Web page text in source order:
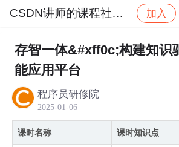
CSDN讲师的课程社区_NO_62 加入
社区 CSDN讲师的课程社区
存智一体&#xff0c;构建知识
能应用平台
程序员研修院
2025-01-06
课时名称 课时知识点